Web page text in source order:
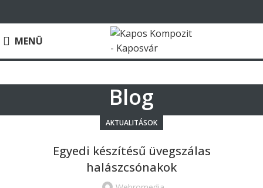
MENÜ
Blog
AKTUALITÁSOK
Egyedi készítésű üvegszálas
halászcsónakok